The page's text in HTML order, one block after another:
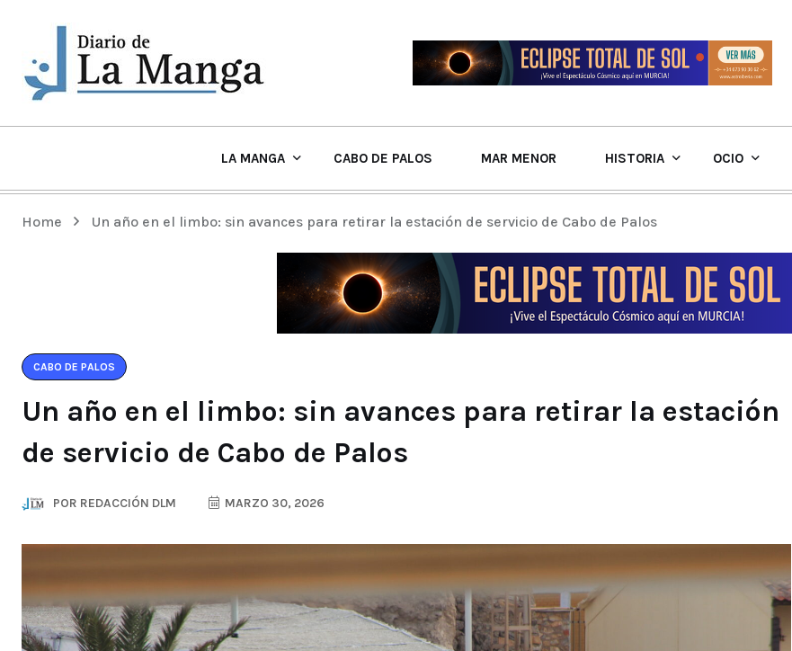
LA MANGA CABO DE PALOS MAR MENOR HISTORIA OCIO
Home Un año en el limbo: sin avances para retirar la estación de servicio de Cabo de Palos
CABO DE PALOS
Un año en el limbo: sin avances para retirar la estación
de servicio de Cabo de Palos
POR REDACCIÓN DLM MARZO 30, 2026